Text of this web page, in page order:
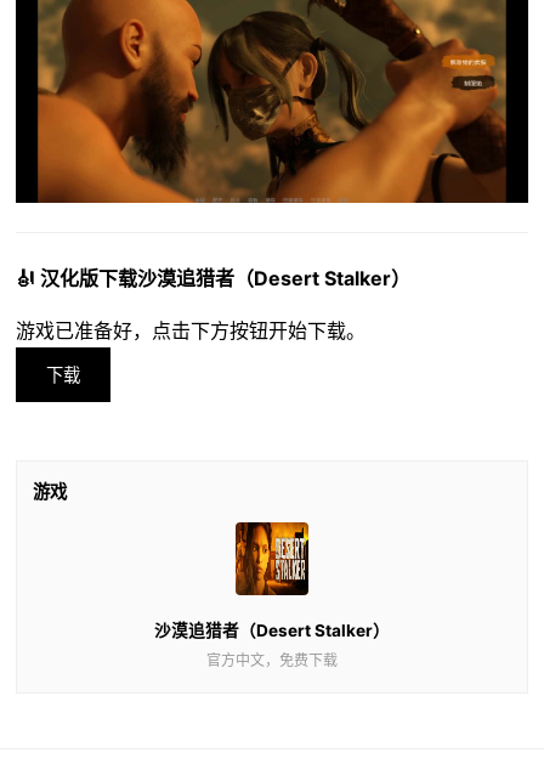
🎻 汉化版下载沙漠追猎者（Desert Stalker）
游戏已准备好，点击下方按钮开始下载。
下载
游戏
沙漠追猎者（Desert Stalker）
官方中文，免费下载